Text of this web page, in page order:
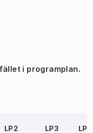
i programplan.
LP2 LP3 LP4